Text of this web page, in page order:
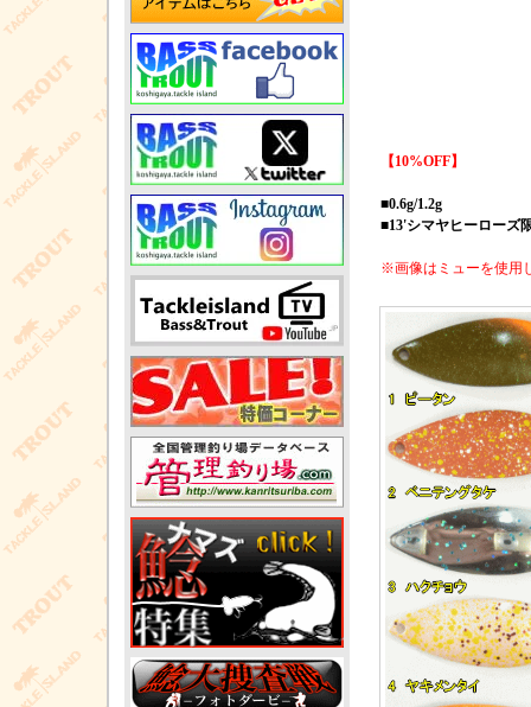
【10%OFF】
■0.6g/1.2g
■13'シマヤヒーローズ
※画像はミューを使用